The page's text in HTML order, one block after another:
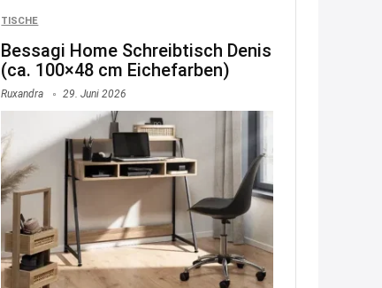
TISCHE
Bessagi Home Schreibtisch Denis
(ca. 100×48 cm Eichefarben)
Ruxandra 29. Juni 2026
fürmeggelebaguetts
21:36
↩
Kerstin
Meggle bagett Gutschein code
Kerstin
Bei EDEKA